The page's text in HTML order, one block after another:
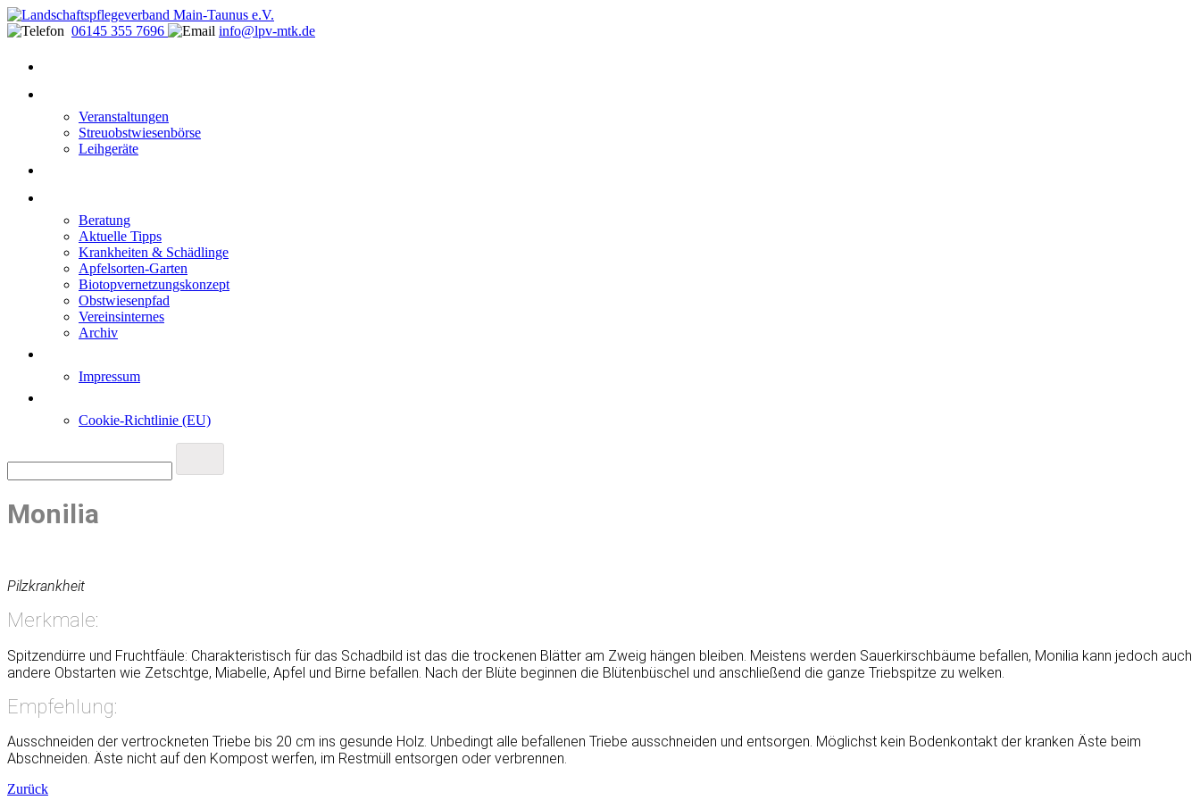
06145 355 7696 info@lpv-mtk.de
Veranstaltungen
Streuobstwiesenbörse
Leihgeräte
Beratung
Aktuelle Tipps
Krankheiten & Schädlinge
Apfelsorten-Garten
Biotopvernetzungskonzept
Obstwiesenpfad
Vereinsinternes
Archiv
Impressum
Cookie-Richtlinie (EU)
Monilia
Pilzkrankheit
Merkmale:
Spitzendürre und Fruchtfäule: Charakteristisch für das Schadbild ist das die trockenen Blätter am Zweig hängen bleiben. Meistens werden Sauerkirschbäume befallen, Monilia kann jedoch auch
andere Obstarten wie Zetschtge, Miabelle, Apfel und Birne befallen. Nach der Blüte beginnen die Blütenbüschel und anschließend die ganze Triebspitze zu welken.
Empfehlung:
Ausschneiden der vertrockneten Triebe bis 20 cm ins gesunde Holz. Unbedingt alle befallenen Triebe ausschneiden und entsorgen. Möglichst kein Bodenkontakt der kranken Äste beim
Abschneiden. Äste nicht auf den Kompost werfen, im Restmüll entsorgen oder verbrennen.
Zurück